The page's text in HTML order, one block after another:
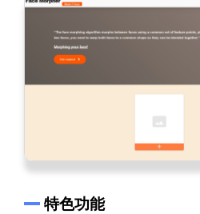
特色功能